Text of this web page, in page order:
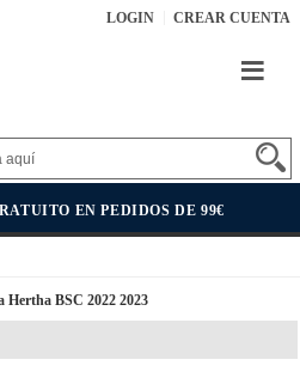
LOGIN CREAR CUENTA
EN PEDIDOS DE 99€
Hertha BSC 2022 2023